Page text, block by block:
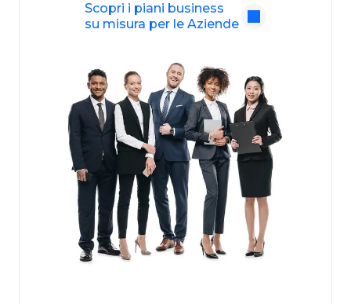
Scopri i piani business
su misura per le Aziende